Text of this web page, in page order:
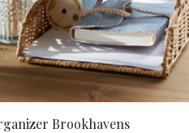
Brookhavens